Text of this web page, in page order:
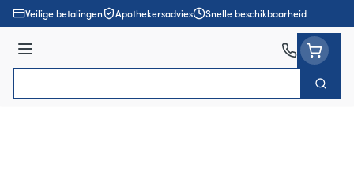
Ga naar de inhoud
Veilige betalingen Apothekersadvies Snelle beschikbaarheid
Menu
Zoek